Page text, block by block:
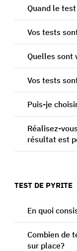
Quand le
Vos tests
Quelles sont
Vos tests
Puis-je
Réalisez-
résultat est
TEST DE PYRITE
En quoi
Combien de
sur place?